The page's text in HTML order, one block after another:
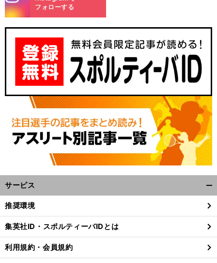
m
フォローする
サービス
閉
る
推奨環境
集英社ID・スポルティーバIDとは
利用規約・会員規約